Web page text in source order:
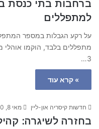
ברחבות בתי כנסת
למתפללים
מתפללים בלבד, הוקמו אוהלי
3…
» קרא עוד
חדשות קיסריה און-ליין מאי 8, 2020
בחזרה לשיגרה: